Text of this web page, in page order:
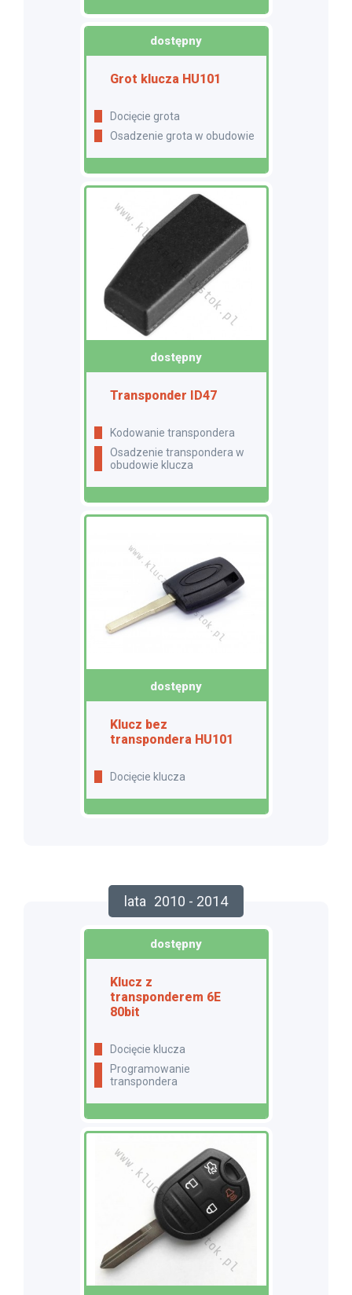
dostępny
Grot klucza HU101
Docięcie grota
Osadzenie grota w obudowie
dostępny
Transponder ID47
Kodowanie transpondera
Osadzenie transpondera w
obudowie klucza
dostępny
Klucz bez
transpondera HU101
Docięcie klucza
lata 2010 - 2014
dostępny
Klucz z
transponderem 6E
80bit
docięcie klucza
programowanie
transpondera